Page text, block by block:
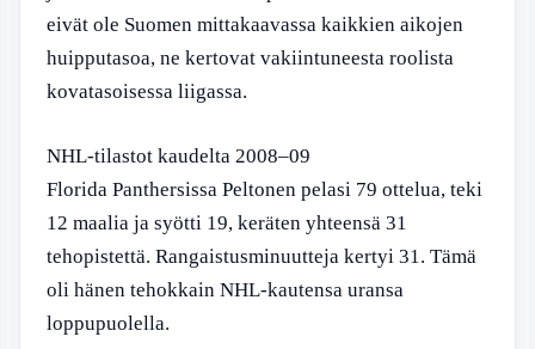
eivät ole Suomen mittakaavassa kaikkien aikojen
huipputasoa, ne kertovat vakiintuneesta roolista
kovatasoisessa liigassa.
NHL-tilastot kaudelta 2008–09
Florida Panthersissa Peltonen pelasi 79 ottelua, teki
12 maalia ja syötti 19, keräten yhteensä 31
tehopistettä. Rangaistusminuutteja kertyi 31. Tämä
oli hänen tehokkain NHL-kautensa uransa
loppupuolella.